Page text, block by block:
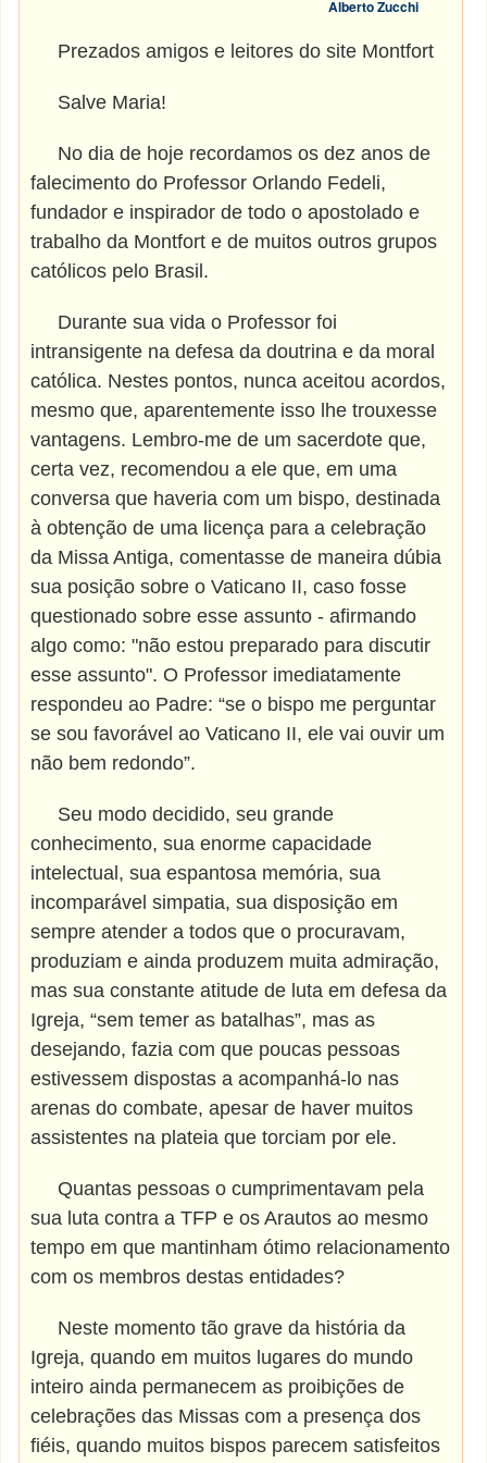
Alberto Zucchi
Prezados amigos e leitores do site Montfort
Salve Maria!
No dia de hoje recordamos os dez anos de
falecimento do Professor Orlando Fedeli,
fundador e inspirador de todo o apostolado e
trabalho da Montfort e de muitos outros grupos
católicos pelo Brasil.
Durante sua vida o Professor foi
intransigente na defesa da doutrina e da moral
católica. Nestes pontos, nunca aceitou acordos,
mesmo que, aparentemente isso lhe trouxesse
vantagens. Lembro-me de um sacerdote que,
certa vez, recomendou a ele que, em uma
conversa que haveria com um bispo, destinada
à obtenção de uma licença para a celebração
da Missa Antiga, comentasse de maneira dúbia
sua posição sobre o Vaticano II, caso fosse
questionado sobre esse assunto - afirmando
algo como: "não estou preparado para discutir
esse assunto". O Professor imediatamente
respondeu ao Padre: “se o bispo me perguntar
se sou favorável ao Vaticano II, ele vai ouvir um
não bem redondo”.
Seu modo decidido, seu grande
conhecimento, sua enorme capacidade
intelectual, sua espantosa memória, sua
incomparável simpatia, sua disposição em
sempre atender a todos que o procuravam,
produziam e ainda produzem muita admiração,
mas sua constante atitude de luta em defesa da
Igreja, “sem temer as batalhas”, mas as
desejando, fazia com que poucas pessoas
estivessem dispostas a acompanhá-lo nas
arenas do combate, apesar de haver muitos
assistentes na plateia que torciam por ele.
Quantas pessoas o cumprimentavam pela
sua luta contra a TFP e os Arautos ao mesmo
tempo em que mantinham ótimo relacionamento
com os membros destas entidades?
Neste momento tão grave da história da
Igreja, quando em muitos lugares do mundo
inteiro ainda permanecem as proibições de
celebrações das Missas com a presença dos
fiéis, quando muitos bispos parecem satisfeitos